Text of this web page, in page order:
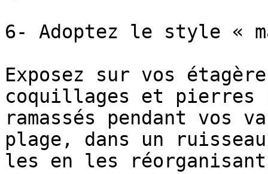
6- Adoptez le style «
Exposez sur vos
coquillages et pierres
ramassés pendant vos
plage, dans un
les en les réorganisant